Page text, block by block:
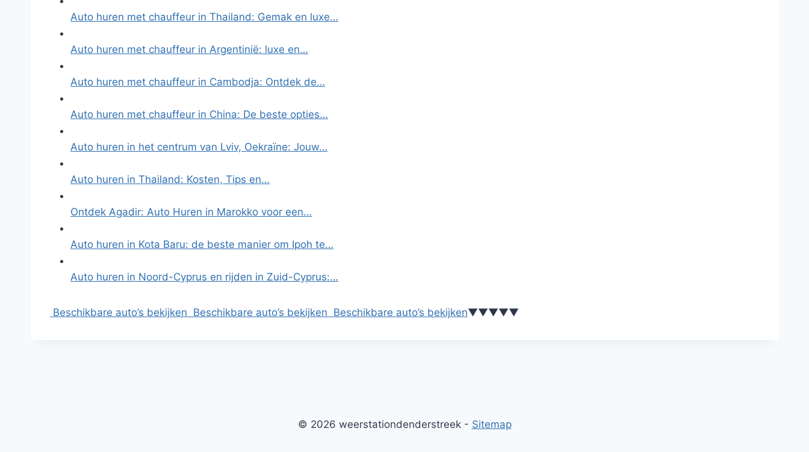
Auto huren met chauffeur in Thailand: Gemak en luxe…
Auto huren met chauffeur in Argentinië: luxe en…
Auto huren met chauffeur in Cambodja: Ontdek de…
Auto huren met chauffeur in China: De beste opties…
Auto huren in het centrum van Lviv, Oekraïne: Jouw…
Auto huren in Thailand: Kosten, Tips en…
Ontdek Agadir: Auto Huren in Marokko voor een…
Auto huren in Kota Baru: de beste manier om Ipoh te…
Auto huren in Noord-Cyprus en rijden in Zuid-Cyprus:…
Beschikbare auto’s bekijken Beschikbare auto’s bekijken Beschikbare auto’s bekijken▼▼▼▼▼
© 2026 weerstationdenderstreek - Sitemap